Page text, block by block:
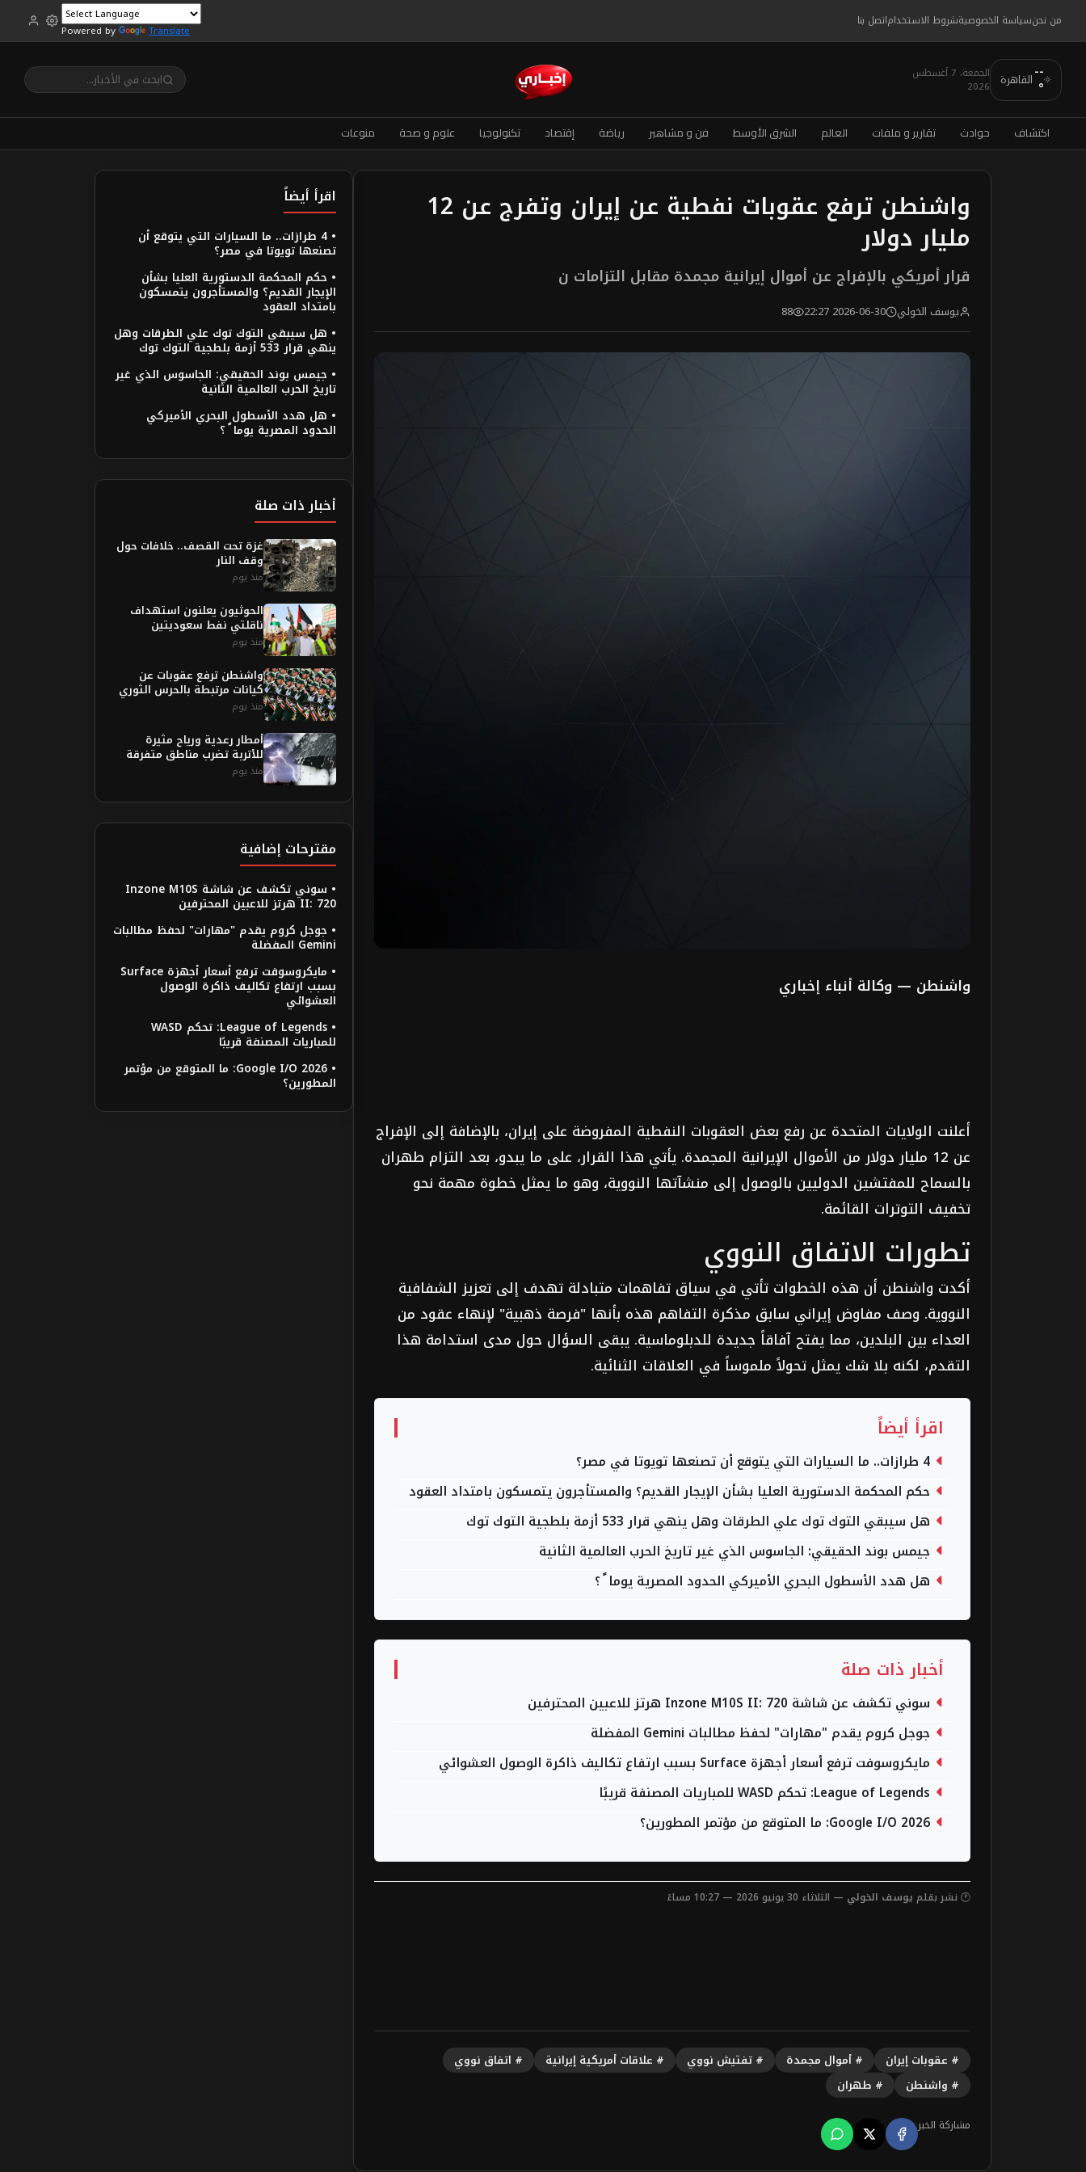
من نحنسياسة الخصوصيةشروط الاستخداماتصل بنا
Powered by Translate
--
° القاهرة الجمعة، 7 أغسطس
2026
اكتشاف حوادث تقارير و ملفات العالم الشرق الأوسط فن و مشاهير رياضة إقتصاد تكنولوجيا علوم و صحة منوعات
واشنطن ترفع عقوبات نفطية عن إيران وتفرج عن 12
مليار دولار
قرار أمريكي بالإفراج عن أموال إيرانية مجمدة مقابل التزامات ن
يوسف الخولي 2026-06-30 22:27
88
واشنطن — وكالة أنباء إخباري
أعلنت الولايات المتحدة عن رفع بعض العقوبات النفطية المفروضة على إيران، بالإضافة إلى الإفراج
عن 12 مليار دولار من الأموال الإيرانية المجمدة. يأتي هذا القرار، على ما يبدو، بعد التزام طهران
بالسماح للمفتشين الدوليين بالوصول إلى منشآتها النووية، وهو ما يمثل خطوة مهمة نحو
تخفيف التوترات القائمة.
تطورات الاتفاق النووي
أكدت واشنطن أن هذه الخطوات تأتي في سياق تفاهمات متبادلة تهدف إلى تعزيز الشفافية
النووية. وصف مفاوض إيراني سابق مذكرة التفاهم هذه بأنها "فرصة ذهبية" لإنهاء عقود من
العداء بين البلدين، مما يفتح آفاقاً جديدة للدبلوماسية. يبقى السؤال حول مدى استدامة هذا
التقدم، لكنه بلا شك يمثل تحولاً ملموساً في العلاقات الثنائية.
اقرأ أيضاً
4 طرازات.. ما السيارات التي يتوقع أن تصنعها تويوتا في مصر؟
حكم المحكمة الدستورية العليا بشأن الإيجار القديم؟ والمستأجرون يتمسكون بامتداد العقود
هل سيبقي التوك توك علي الطرقات وهل ينهي قرار 533 أزمة بلطجية التوك توك
جيمس بوند الحقيقي: الجاسوس الذي غير تاريخ الحرب العالمية الثانية
هل هدد الأسطول البحري الأميركي الحدود المصرية يوما ً ؟
أخبار ذات صلة
سوني تكشف عن شاشة Inzone M10S II: 720 هرتز للاعبين المحترفين
جوجل كروم يقدم "مهارات" لحفظ مطالبات Gemini المفضلة
مايكروسوفت ترفع أسعار أجهزة Surface بسبب ارتفاع تكاليف ذاكرة الوصول العشوائي
League of Legends: تحكم WASD للمباريات المصنفة قريبًا
Google I/O 2026: ما المتوقع من مؤتمر المطورين؟
🕐 نشر بقلم يوسف الخولي — الثلاثاء 30 يونيو 2026 — 10:27 مساءً
# عقوبات إيران # أموال مجمدة # تفتيش نووي # علاقات أمريكية إيرانية
# اتفاق نووي
# واشنطن
# طهران
مشاركة الخبر
اقرأ أيضاً
• 4 طرازات.. ما السيارات التي يتوقع أن
تصنعها تويوتا في مصر؟
• حكم المحكمة الدستورية العليا بشأن
الإيجار القديم؟ والمستأجرون يتمسكون
بامتداد العقود
• هل سيبقي التوك توك علي الطرقات وهل
ينهي قرار 533 أزمة بلطجية التوك توك
• جيمس بوند الحقيقي: الجاسوس الذي غير
تاريخ الحرب العالمية الثانية
• هل هدد الأسطول البحري الأميركي
الحدود المصرية يوما ً ؟
أخبار ذات صلة
غزة تحت القصف.. خلافات حول
وقف النار
منذ يوم
الحوثيون يعلنون استهداف
ناقلتي نفط سعوديتين
منذ يوم
واشنطن ترفع عقوبات عن
كيانات مرتبطة بالحرس الثوري
منذ يوم
أمطار رعدية ورياح مثيرة
للأتربة تضرب مناطق متفرقة
منذ يوم
مقترحات إضافية
• سوني تكشف عن شاشة Inzone M10S
II: 720 هرتز للاعبين المحترفين
• جوجل كروم يقدم "مهارات" لحفظ مطالبات
Gemini المفضلة
• مايكروسوفت ترفع أسعار أجهزة Surface
بسبب ارتفاع تكاليف ذاكرة الوصول
العشوائي
• League of Legends: تحكم WASD
للمباريات المصنفة قريبًا
• Google I/O 2026: ما المتوقع من مؤتمر
المطورين؟